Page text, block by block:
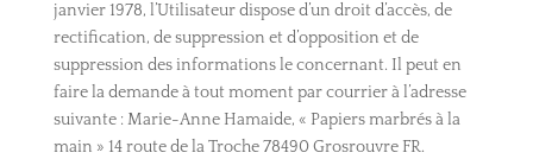
janvier 1978, l’Utilisateur dispose d’un droit d’accès, de
rectification, de suppression et d’opposition et de
suppression des informations le concernant. Il peut en
faire la demande à tout moment par courrier à l’adresse
suivante : Marie-Anne Hamaide, « Papiers marbrés à la
main » 14 route de la Troche 78490 Grosrouvre FR.